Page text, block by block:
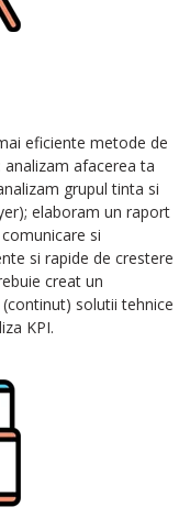
eficiente metode de
afacerea ta
grupul tinta si
elaboram un raport
si
si rapide de crestere
creat un
solutii tehnice
KPI.